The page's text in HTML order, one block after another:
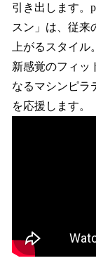
引き出します。
スン」は、従来
上がるスタイ
新感覚のフィッ
なるマシンピラ
を応援します。